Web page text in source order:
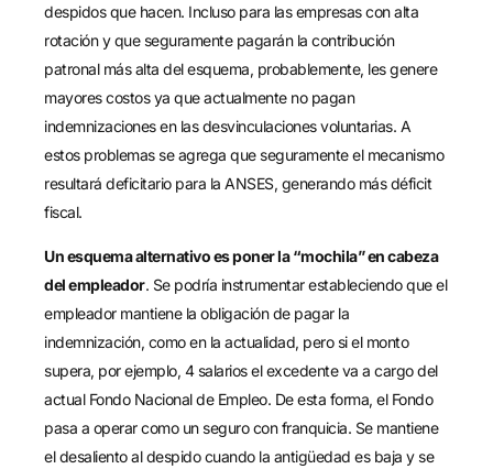
despidos que hacen. Incluso para las empresas con alta
rotación y que seguramente pagarán la contribución
patronal más alta del esquema, probablemente, les genere
mayores costos ya que actualmente no pagan
indemnizaciones en las desvinculaciones voluntarias. A
estos problemas se agrega que seguramente el mecanismo
resultará deficitario para la ANSES, generando más déficit
fiscal.
Un esquema alternativo es poner la “mochila” en cabeza
del empleador. Se podría instrumentar estableciendo que el
empleador mantiene la obligación de pagar la
indemnización, como en la actualidad, pero si el monto
supera, por ejemplo, 4 salarios el excedente va a cargo del
actual Fondo Nacional de Empleo. De esta forma, el Fondo
pasa a operar como un seguro con franquicia. Se mantiene
el desaliento al despido cuando la antigüedad es baja y se